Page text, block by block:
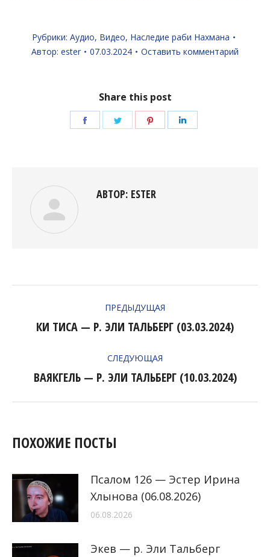
Рубрики: Аудио, Видео, Наследие раби Нахмана
Автор: ester 07.03.2024 Оставить комментарий
Share this post
ПоделитьсяПоделитьсяПоделиться
АВТОР: ESTER
ПРЕДЫДУЩАЯ
Предыдущая
КИ ТИСА — Р. ЭЛИ ТАЛЬБЕРГ (03.03.2024)
СЛЕДУЮЩАЯ
Следующая
ВАЯКГЕЛЬ — Р. ЭЛИ ТАЛЬБЕРГ (10.03.2024)
ПОХОЖИЕ ПОСТЫ
Псалом 126 — Эстер Ирина
Хлынова (06.08.2026)
06.08.2026
Экев — р. Эли Тальберг